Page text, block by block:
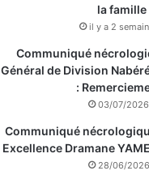
la famille
il y a 2
Communiqué
Général de Division
:
03/07/2026
Communiqué
Excellence Dramane
28/06/2026